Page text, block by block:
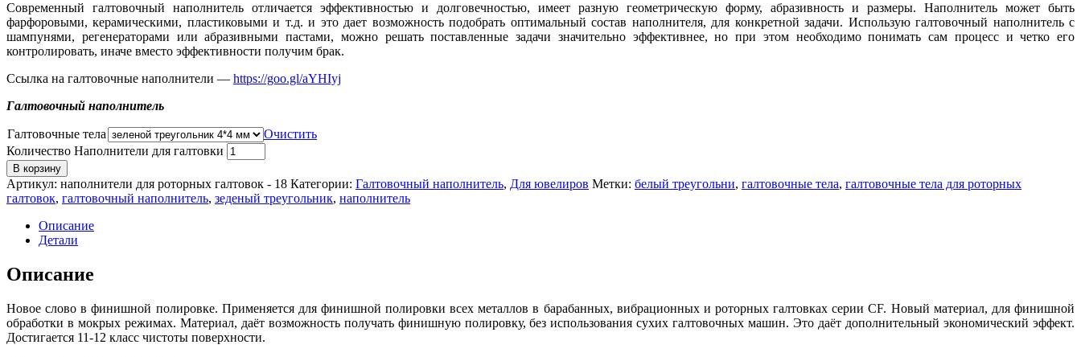
Современный галтовочный наполнитель отличается эффективностью и долговечностью, имеет разную геометрическую форму, абразивность и размеры. Наполнитель может быть
фарфоровыми, керамическими, пластиковыми и т.д. и это дает возможность подобрать оптимальный состав наполнителя, для конкретной задачи. Использую галтовочный наполнитель с
шампунями, регенераторами или абразивными пастами, можно решать поставленные задачи значительно эффективнее, но при этом необходимо понимать сам процесс и четко его
контролировать, иначе вместо эффективности получим брак.
Ссылка на галтовочные наполнители — https://goo.gl/aYHIyj
Галтовочный наполнитель
Галтовочные тела
Очистить
Количество Наполнители для галтовки
В корзину
Артикул: наполнители для роторных галтовок - 18 Категории: Галтовочный наполнитель, Для ювелиров Метки: белый треугольни, галтовочные тела, галтовочные тела для роторных
галтовок, галтовочный наполнитель, зеденый треугольник, наполнитель
Описание
Детали
Описание
Новое слово в финишной полировке. Применяется для финишной полировки всех металлов в барабанных, вибрационных и роторных галтовках серии CF. Новый материал, для финишной
обработки в мокрых режимах. Материал, даёт возможность получать финишную полировку, без использования сухих галтовочных машин. Это даёт дополнительный экономический эффект.
Достигается 11-12 класс чистоты поверхности.